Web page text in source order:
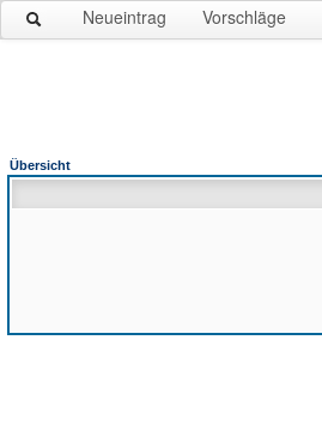
Neueintrag Vorschläge
Übersicht